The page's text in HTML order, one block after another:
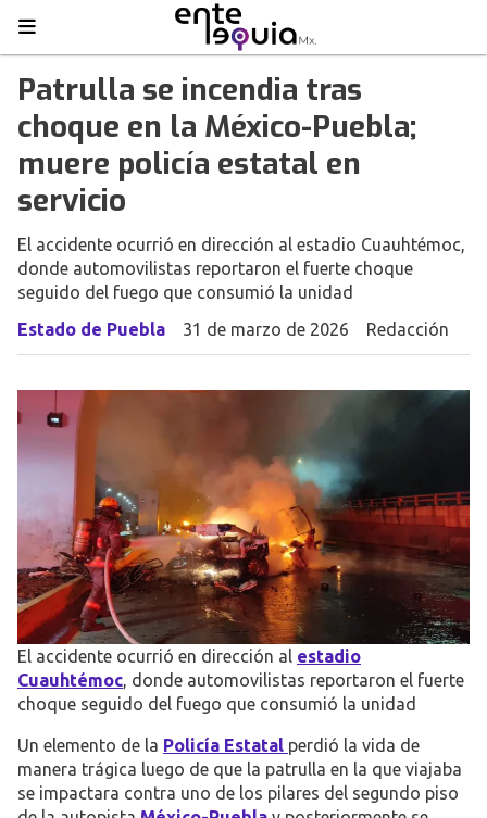
Patrulla se incendia tras
choque en la México-Puebla;
muere policía estatal en
servicio
El accidente ocurrió en dirección al estadio Cuauhtémoc,
donde automovilistas reportaron el fuerte choque
seguido del fuego que consumió la unidad
Estado de Puebla
31 de marzo de 2026 Redacción
El accidente ocurrió en dirección al estadio
Cuauhtémoc, donde automovilistas reportaron el fuerte
choque seguido del fuego que consumió la unidad
Un elemento de la Policía Estatal perdió la vida de
manera trágica luego de que la patrulla en la que viajaba
se impactara contra uno de los pilares del segundo piso